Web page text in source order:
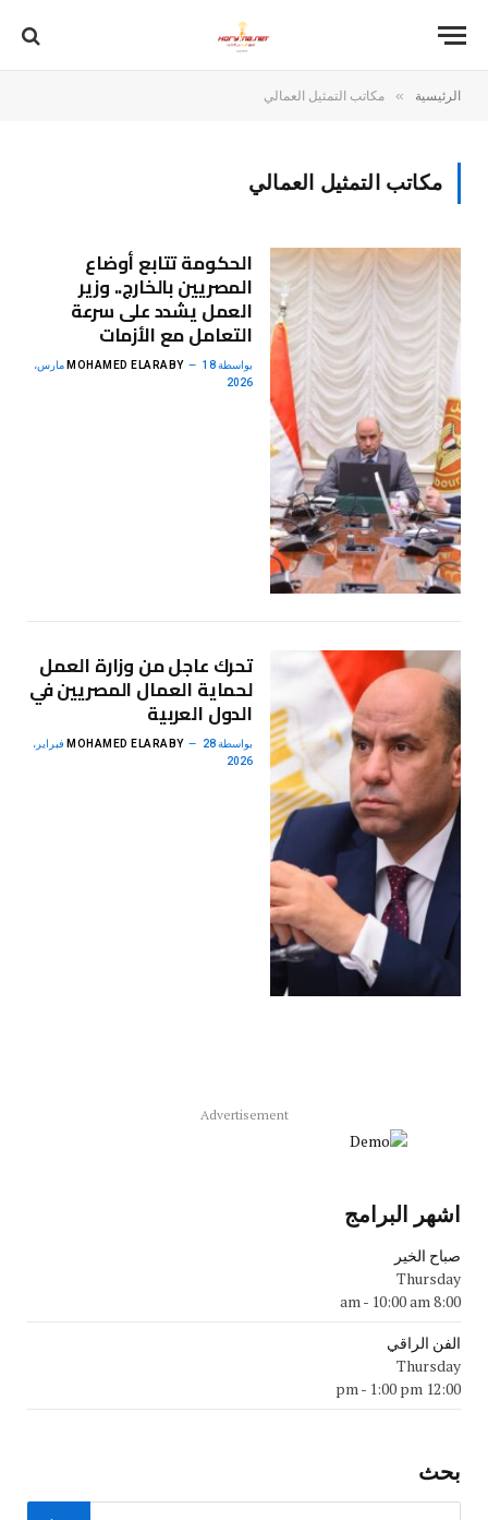
الرئيسية » مكاتب التمثيل العمالي
مكاتب التمثيل العمالي
الحكومة تتابع أوضاع
المصريين بالخارج.. وزير
العمل يشدد على سرعة
التعامل مع الأزمات
بواسطة MOHAMED ELARABY 18 مارس،
2026
تحرك عاجل من وزارة العمل
لحماية العمال المصريين في
الدول العربية
بواسطة MOHAMED ELARABY 28 فبراير،
2026
Advertisement
اشهر البرامج
صباح الخير
Thursday
8:00 am
- 10:00 am
الفن الراقي
Thursday
12:00 pm
- 1:00 pm
بحث